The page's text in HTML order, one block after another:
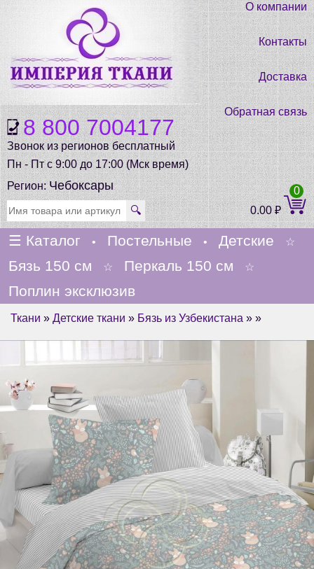
8 800 7004177
Звонок из регионов бесплатный
Пн - Пт с 9:00 до 17:00 (Мск время)
О компании
Контакты
Доставка
Обратная связь
Регион:Чебоксары
🔍 0.00₽
0
☰ Каталог • Постельные • Детские ☆
Бязь 150 см ☆ Перкаль 150 см ☆
Поплин эксклюзив
Ткани » Детские ткани » Бязь из Узбекистана » »